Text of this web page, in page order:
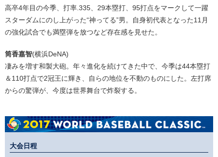
高卒4年目の今季、打率.335、29本塁打、95打点をマークして一躍
スターダムにのし上がった“神ってる”男。自身初代表となった11月
の強化試合でも満塁弾を放つなど存在感を見せた。
筒香嘉智(横浜DeNA)
凄みを増す和製大砲。年々進化を続けてきた中で、今季は44本塁打
＆110打点で2冠王に輝き、自らの地位を不動のものにした。左打席
からの驚弾が、今度は世界舞台で炸裂する。
大会日程